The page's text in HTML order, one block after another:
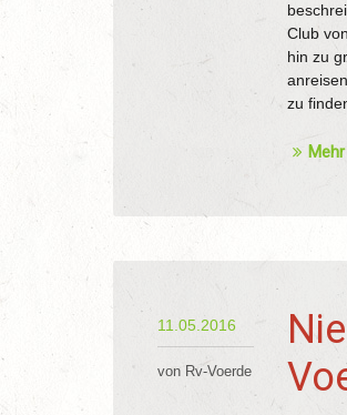
Club
hin zu
zu
Mehr
11.05.2016
von Rv-Voerde